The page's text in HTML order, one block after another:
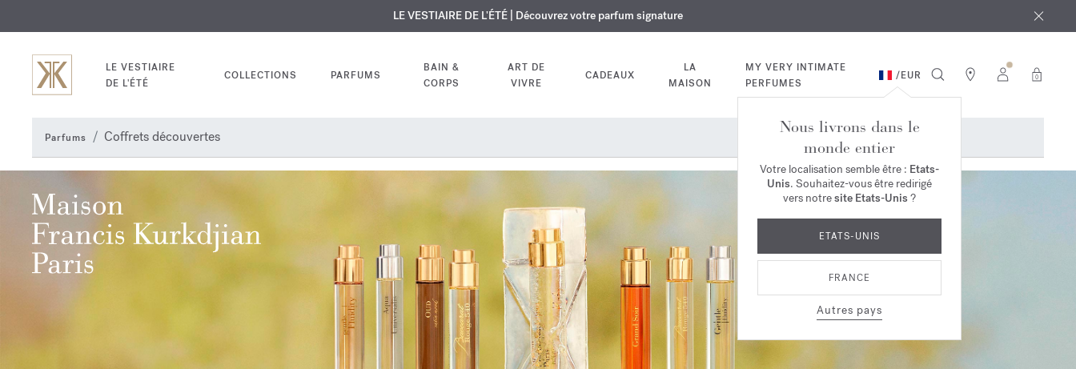
EXCLUSIF | Découvrez le nouveau parfum OUDvelvet mooddans votre commande*
GRAVURE OFFERTE | Sur tous les parfums et huiles pour le corps jusqu'au 9 août
LE VESTIAIRE DE L'ÉTÉ | Découvrez votre parfum signature
LE VESTIAIRE
DE L'ÉTÉ
COLLECTIONS PARFUMS
BAIN &
CORPS
ART DE
VIVRE
CADEAUX
LA
MAISON
MY VERY INTIMATE
PERFUMES
/EUR 0
Nous livrons dans le
monde entier
Votre localisation semble être : Etats-
Unis. Souhaitez-vous être redirigé
vers notresite Etats-Unis ?
ETATS-UNIS
FRANCE
Autres pays
Parfums Coffrets découvertes